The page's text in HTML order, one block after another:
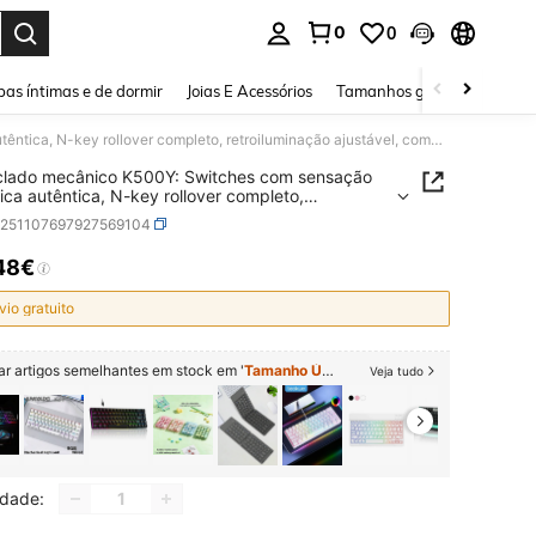
0 0
íntimas e de dormir Joias E Acessórios Tamanhos grandes
HP Teclado mecânico K500Y: Switches com sensação mecânica autêntica, N-key rollover completo, retroiluminação ajustável, compatibilidade com vários dispositivos, ideal para jogos, retroiluminação branca mista [teclas redondas].
mecânico K500Y: Switches com sensação
autêntica, N-key rollover completo,
ajustável, compatibilidade com vários
ideal para jogos, retroiluminação branca
redondas].
AND AVAILABILITY
gratuito
artigos semelhantes em stock em 'Tamanho Único Veja tudo